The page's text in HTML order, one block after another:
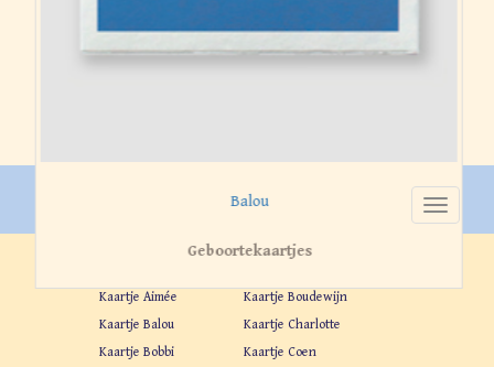
Balou
Geboortekaartjes
Kaartje Aimée
Kaartje Balou
Kaartje Bobbi
Kaartje Boudewijn
Kaartje Charlotte
Kaartje Coen